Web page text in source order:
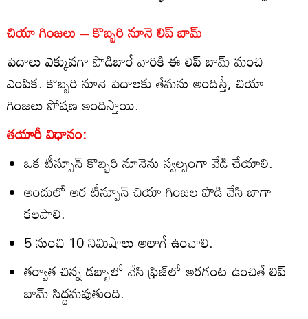
చియా గింజలు – కొబ్బరి నూనె లిప్ బామ్
పెదాలు ఎక్కువగా పొడిబారే వారికి ఈ లిప్ బామ్ మంచి
ఎంపిక. కొబ్బరి నూనె పెదాలకు తేమను అందిస్తే, చియా
గింజలు పోషణ అందిస్తాయి.
తయారీ విధానం:
ఒక టీస్పూన్ కొబ్బరి నూనెను స్వల్పంగా వేడి చేయాలి.
అందులో అర టీస్పూన్ చియా గింజల పొడి వేసి బాగా
కలపాలి.
5 నుంచి 10 నిమిషాలు అలాగే ఉంచాలి.
తర్వాత చిన్న డబ్బాలో వేసి ఫ్రిజ్‌లో అరగంట ఉంచితే లిప్
బామ్ సిద్ధమవుతుంది.